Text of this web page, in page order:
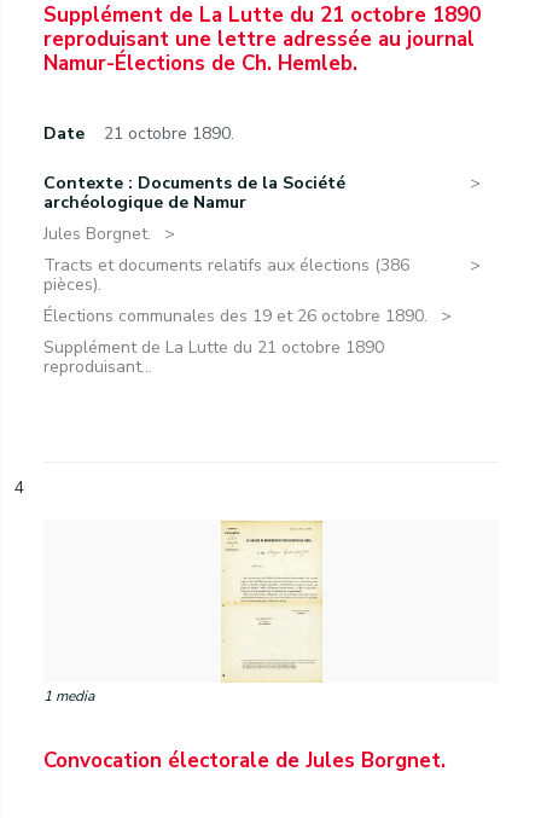
Supplément de La Lutte du 21 octobre 1890
reproduisant une lettre adressée au journal
Namur-Élections de Ch. Hemleb.
Date 21 octobre 1890.
Contexte : Documents de la Société
archéologique de Namur
Jules Borgnet.
Tracts et documents relatifs aux élections (386
pièces).
Élections communales des 19 et 26 octobre 1890.
Supplément de La Lutte du 21 octobre 1890
reproduisant...
4
1 media
Convocation électorale de Jules Borgnet.